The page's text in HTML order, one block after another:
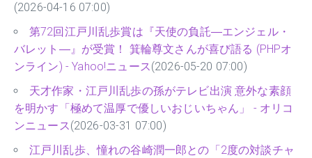
(2026-04-16 07:00)
第72回江戸川乱歩賞は『天使の負託―エンジェル・
バレット―』が受賞！ 箕輪尊文さんが喜び語る (PHPオ
ンライン) - Yahoo!ニュース(2026-05-20 07:00)
天才作家・江戸川乱歩の孫がテレビ出演 意外な素顔
を明かす「極めて温厚で優しいおじいちゃん」 - オリコ
ンニュース(2026-03-31 07:00)
江戸川乱歩、憧れの谷崎潤一郎との「2度の対談チャ